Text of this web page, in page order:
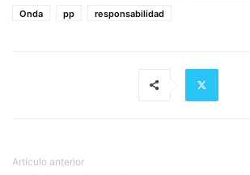
Onda
pp responsabilidad
Artículo anterior